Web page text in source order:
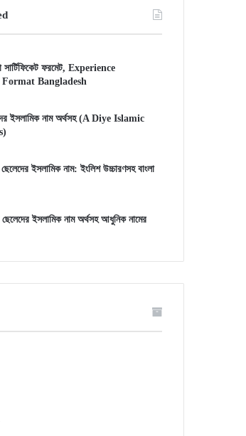
সার্টিফিকেট ফরমেট, Experience
Bangladesh
ইসলামিক নাম অর্থসহ (A Diye Islamic
ইসলামিক নাম: ইংলিশ উচ্চারণসহ বাংলা
ইসলামিক নাম অর্থসহ আধুনিক নামের